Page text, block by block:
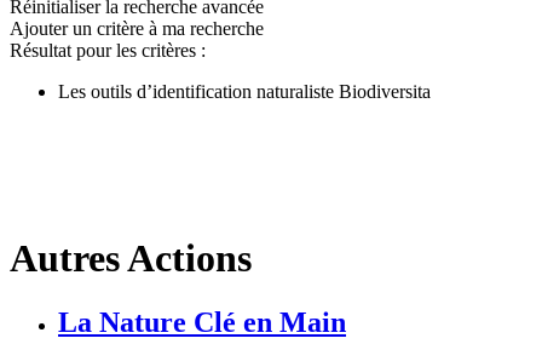
Réinitialiser la recherche avancée
Ajouter un critère à ma recherche
Résultat pour les critères :
Les outils d’identification naturaliste Biodiversita
Autres Actions
La Nature Clé en Main